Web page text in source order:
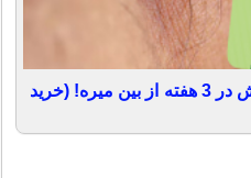
جای هر زخم و بخیه با این روش در 3 هفته از بین میره! (خرید